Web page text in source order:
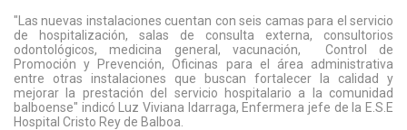
"Las nuevas instalaciones cuentan con seis camas para el servicio
de hospitalización, salas de consulta externa, consultorios
odontológicos, medicina general, vacunación, Control de
Promoción y Prevención, Oficinas para el área administrativa
entre otras instalaciones que buscan fortalecer la calidad y
mejorar la prestación del servicio hospitalario a la comunidad
balboense" indicó Luz Viviana Idarraga, Enfermera jefe de la E.S.E
Hospital Cristo Rey de Balboa.